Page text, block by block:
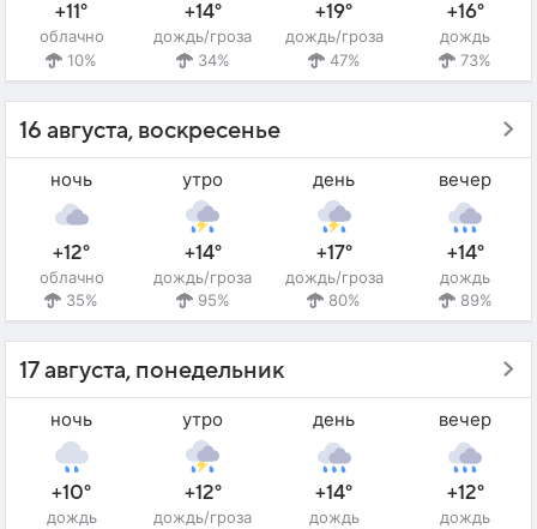
+11°
облачно
10%
+14°
дождь/гроза
34%
+19°
дождь/гроза
47%
+16°
дождь
73%
16 августа, воскресенье
ночь
+12°
облачно
35%
утро
+14°
дождь/гроза
95%
день
+17°
дождь/гроза
80%
вечер
+14°
дождь
89%
17 августа, понедельник
ночь
+10°
дождь
утро
+12°
дождь/гроза
день
+14°
дождь
вечер
+12°
дождь